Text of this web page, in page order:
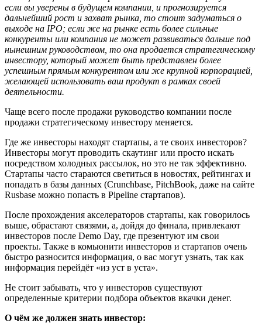
если вы уверены в будущем компании, и прогнозируется
дальнейший рост и захват рынка, то стоит задуматься о
выходе на IPO; если же на рынке есть более сильные
конкуренты или компания не может развиваться дальше под
нынешним руководством, то она продается стратегическому
инвестору, который может быть представлен более
успешным прямым конкурентом или же крупной корпорацией,
желающей использовать ваш продукт в рамках своей
деятельности.
Чаще всего после продажи руководство компании после
продажи стратегическому инвестору меняется.
Где же инвесторы находят стартапы, а те своих инвесторов?
Инвесторы могут проводить скаутинг или просто искать
посредством холодных рассылок, но это не так эффективно.
Стартапы часто стараются светиться в новостях, рейтингах и
попадать в базы данных (Crunchbase, PitchBook, даже на сайте
Rusbase можно попасть в Pipeline стартапов).
После прохождения акселераторов стартапы, как говорилось
выше, обрастают связями, а, дойдя до финала, привлекают
инвесторов после Demo Day, где презентуют им свои
проекты. Также в комьюнити инвесторов и стартапов очень
быстро разносится информация, о вас могут узнать, так как
информация перейдёт «из уст в уста».
Не стоит забывать, что у инвесторов существуют
определенные критерии подбора объектов вкачки денег.
О чём же должен знать инвестор: